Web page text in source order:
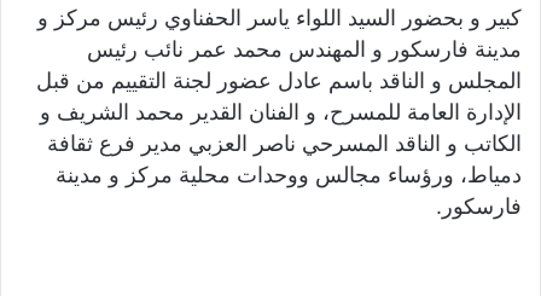
كبير و بحضور السيد اللواء ياسر الحفناوي رئيس مركز و
مدينة فارسكور و المهندس محمد عمر نائب رئيس
المجلس و الناقد باسم عادل عضور لجنة التقييم من قبل
الإدارة العامة للمسرح، و ا لفنان القدير محمد الشريف و
الكاتب و الناقد المسرحي ناصر العزبي مدير فرع ثقافة
دمياط، ورؤساء مجالس ووحدات محلية مركز و مدينة
فارسكور.